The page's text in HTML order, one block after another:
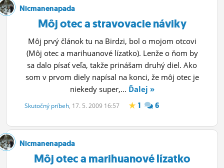
Nicmanenapada
Môj otec a stravovacie náviky
Môj prvý článok tu na Birdzi, bol o mojom otcovi
(Môj otec a marihuanové lízatko). Lenže o ňom by
sa dalo písať veľa, takže prinášam druhý diel. Ako
som v prvom diely napísal na konci, že môj otec je
niekedy super,... Ďalej »
Skutočný príbeh, 17. 5. 2009 16:57 1 6
Nicmanenapada
Môj otec a marihuanové lízatko